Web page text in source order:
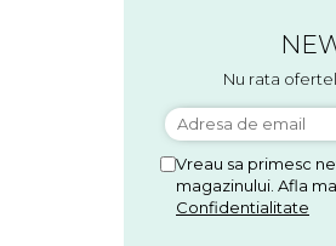
Dezinfectat toaleta
Solutii desfundat tevi
Nu rata
Vreau sa primesc
magazinului. Afla
Confidentialitate